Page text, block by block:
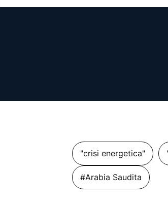
"crisi energetica"
#Arabia Saudita